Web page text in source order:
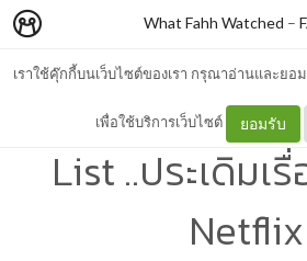
เราใช้คุ๊กกี้บนเว็บไซต์ของเรา กรุณาอ่านและยอ
เพื่อใช้บริการเว็บไซต์ ยอมรับ
What Fahh Watched –
Naomi and
List ..ประเดิมเ
Netflix